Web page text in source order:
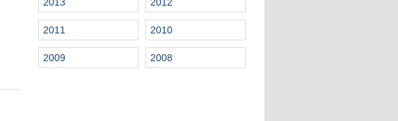
2011 2010
2009 2008